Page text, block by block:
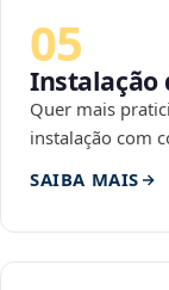
05
Instalação
Quer mais
instalação com
SAIBA MAIS